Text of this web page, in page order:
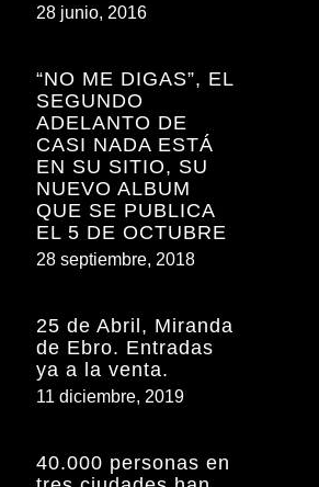
28 junio, 2016
“NO ME DIGAS”, EL
SEGUNDO
ADELANTO DE
CASI NADA ESTÁ
EN SU SITIO, SU
NUEVO ALBUM
QUE SE PUBLICA
EL 5 DE OCTUBRE
28 septiembre, 2018
25 de Abril, Miranda
de Ebro. Entradas
ya a la venta.
11 diciembre, 2019
40.000 personas en